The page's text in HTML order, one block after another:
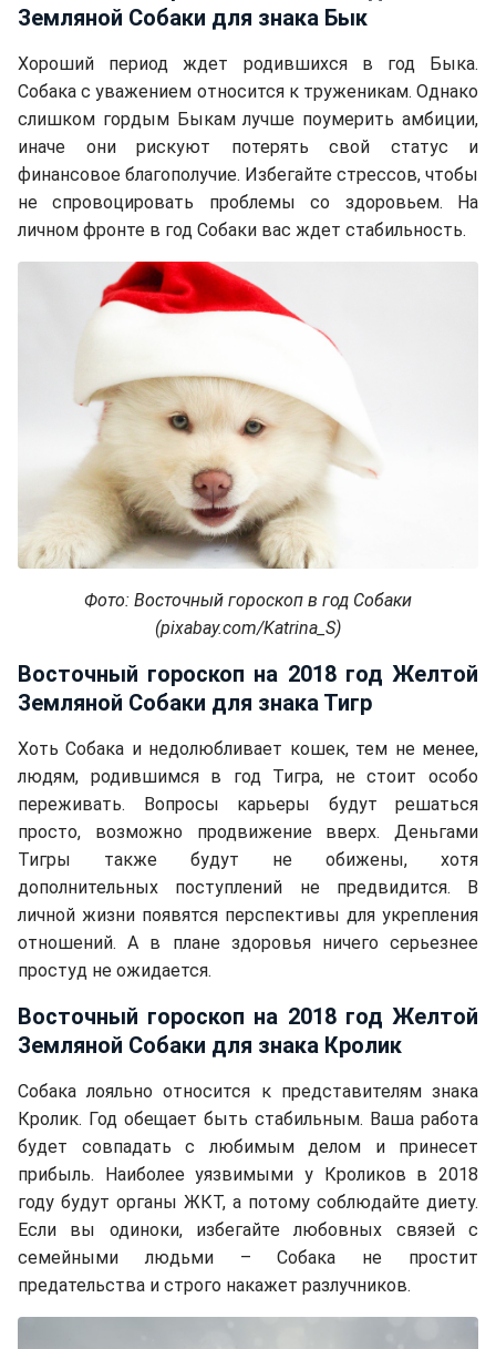
Земляной Собаки для знака Бык
Хороший период ждет родившихся в год Быка.
Собака с уважением относится к труженикам. Однако
слишком гордым Быкам лучше поумерить амбиции,
иначе они рискуют потерять свой статус и
финансовое благополучие. Избегайте стрессов, чтобы
не спровоцировать проблемы со здоровьем. На
личном фронте в год Собаки вас ждет стабильность.
Фото: Восточный гороскоп в год Собаки
(pixabay.com/Katrina_S)
Восточный гороскоп на 2018 год Желтой
Земляной Собаки для знака Тигр
Хоть Собака и недолюбливает кошек, тем не менее,
людям, родившимся в год Тигра, не стоит особо
переживать. Вопросы карьеры будут решаться
просто, возможно продвижение вверх. Деньгами
Тигры также будут не обижены, хотя
дополнительных поступлений не предвидится. В
личной жизни появятся перспективы для укрепления
отношений. А в плане здоровья ничего серьезнее
простуд не ожидается.
Восточный гороскоп на 2018 год Желтой
Земляной Собаки для знака Кролик
Собака лояльно относится к представителям знака
Кролик. Год обещает быть стабильным. Ваша работа
будет совпадать с любимым делом и принесет
прибыль. Наиболее уязвимыми у Кроликов в 2018
году будут органы ЖКТ, а потому соблюдайте диету.
Если вы одиноки, избегайте любовных связей с
семейными людьми – Собака не простит
предательства и строго накажет разлучников.